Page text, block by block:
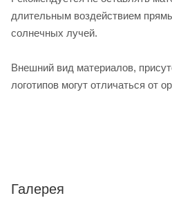
длительным воздействием
солнечных лучей.
Внешний вид материалов,
логотипов могут отличаться от
Галерея